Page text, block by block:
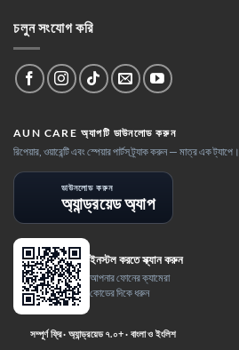
চলুন সংযোগ করি
AUN CARE অ্যাপটি ডাউনলোড করুন
রিপেয়ার, ওয়ারেন্টি এবং স্পেয়ার পার্টস ট্র্যাক করুন — মাত্র এক ট্যাপে।
ডাউনলোড করুন
অ্যান্ড্রয়েড অ্যাপ
ইনস্টল করতে স্ক্যান করুন
আপনার ফোনের ক্যামেরা
কোডের দিকে ধরুন
সম্পূর্ণ ফ্রি · অ্যান্ড্রয়েড ৭.০+ · বাংলা ও ইংলিশ